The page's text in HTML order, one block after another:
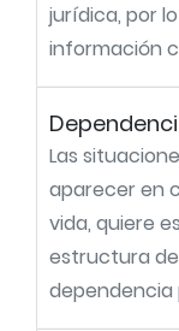
jurídica, por
información
Las
aparecer en
vida, quiere
estructura de
dependencia